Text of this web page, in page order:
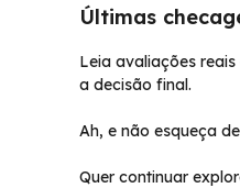
Últimas
Leia avaliações
a decisão final.
Ah, e não esqueça
Quer continuar